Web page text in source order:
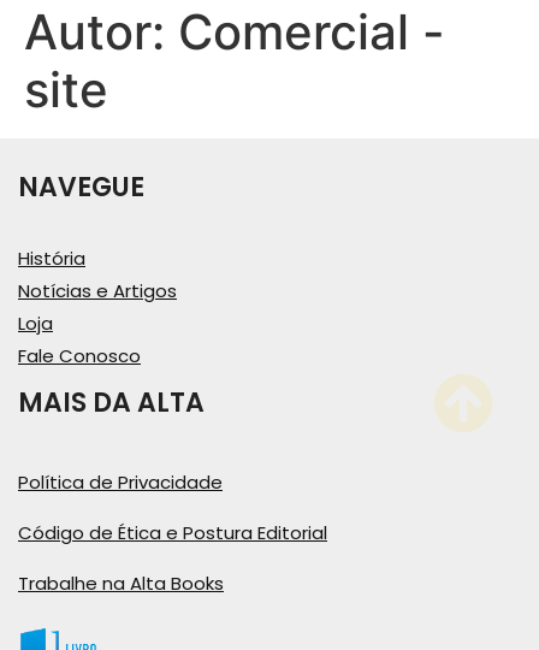
Autor: Comercial -
site
NAVEGUE
História
Notícias e Artigos
Loja
Fale Conosco
MAIS DA ALTA
Política de Privacidade
Código de Ética e Postura Editorial
Trabalhe na Alta Books